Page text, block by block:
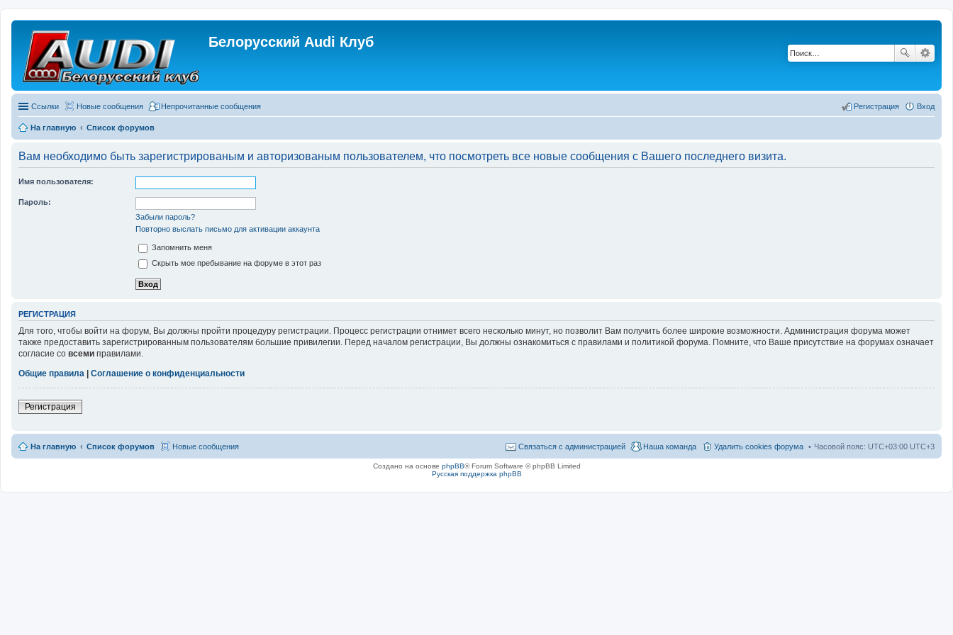
Белорусский Audi Клуб
Ссылки Новые сообщения Непрочитанные сообщения Вход
Регистрация
На главную Список форумов
Вам необходимо быть зарегистрированым и авторизованым пользователем, что посмотреть все новые сообщения с Вашего последнего визита.
Имя пользователя:
Пароль:
Забыли пароль?
Повторно выслать письмо для активации аккаунта
Запомнить меня
Скрыть мое пребывание на форуме в этот раз
РЕГИСТРАЦИЯ
Для того, чтобы войти на форум, Вы должны пройти процедуру регистрации. Процесс регистрации отнимет всего несколько минут, но позволит Вам получить более широкие возможности. Администрация форума может
также предоставить зарегистрированным пользователям большие привилегии. Перед началом регистрации, Вы должны ознакомиться с правилами и политикой форума. Помните, что Ваше присутствие на форумах означает
согласие со всеми правилами.
Общие правила | Соглашение о конфиденциальности
Регистрация
На главную Список форумов Новые сообщения Часовой пояс: UTC+03:00 UTC+3
Удалить cookies форума
Наша команда
Связаться с администрацией
Создано на основе phpBB® Forum Software © phpBB Limited
Русская поддержка phpBB